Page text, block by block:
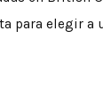
para elegir a